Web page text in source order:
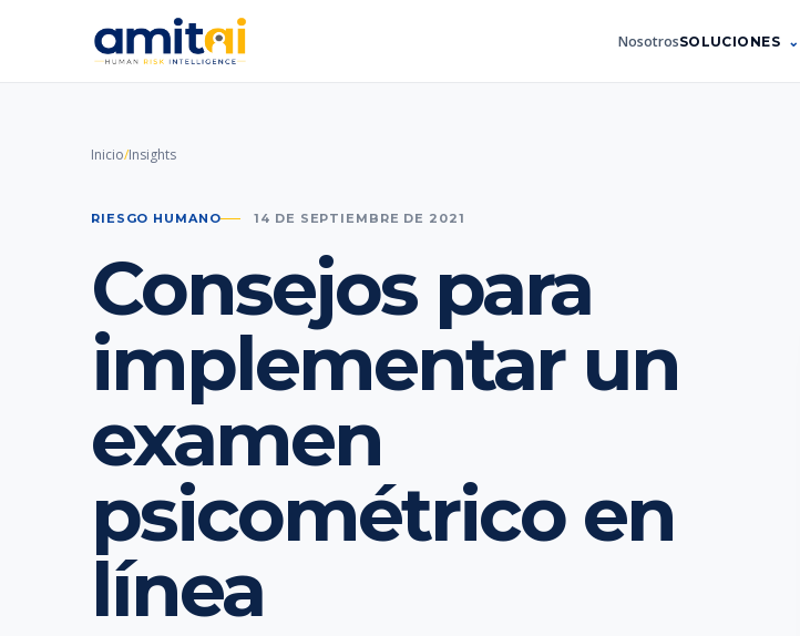
NosotrosSOLUCIONES
Inicio/Insights
RIESGO HUMANO 14 DE SEPTIEMBRE DE 2021
Consejos para
implementar un
examen
psicométrico en
línea